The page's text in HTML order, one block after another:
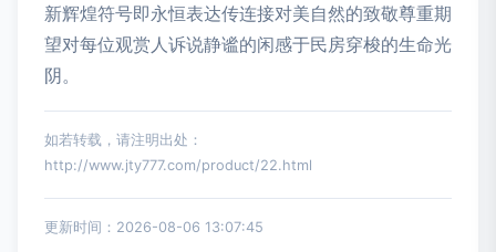
新辉煌符号即永恒表达传连接对美自然的致敬尊重期
望对每位观赏人诉说静谧的闲感于民房穿梭的生命光
阴。
如若转载，请注明出处：
http://www.jty777.com/product/22.html
更新时间：2026-08-06 13:07:45